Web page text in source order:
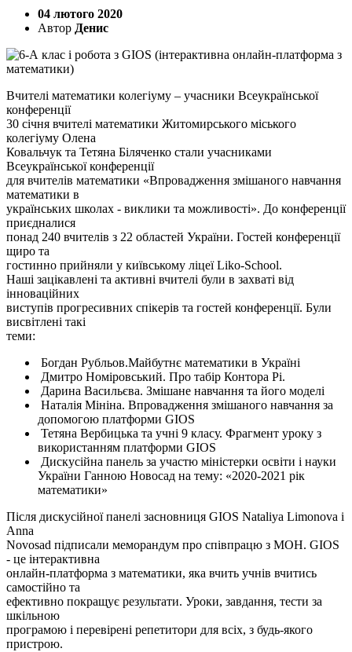
04 лютого 2020
Автор Денис
Вчителі математики колегіуму – учасники Всеукраїнської
конференції
30 січня вчителі математики Житомирського міського
колегіуму Олена
Ковальчук та Тетяна Біляченко стали учасниками
Всеукраїнської конференції
для вчителів математики «Впровадження змішаного навчання
математики в
українських школах - виклики та можливості». До конференції
приєдналися
понад 240 вчителів з 22 областей України. Гостей конференції
щиро та
гостинно прийняли у київському ліцеї Liko-School.
Наші зацікавлені та активні вчителі були в захваті від
інноваційних
виступів прогресивних спікерів та гостей конференції. Були
висвітлені такі
теми:
Богдан Рубльов.Майбутнє математики в Україні
Дмитро Номіровський. Про табір Контора Pi.
Дарина Васильєва. Змішане навчання та його моделі
Наталія Мініна. Впровадження змішаного навчання за
допомогою платформи GIOS
Тетяна Вербицька та учні 9 класу. Фрагмент уроку з
використанням платформи GIOS
Дискусійна панель за участю міністерки освіти і науки
України Ганною Новосад на тему: «2020-2021 рік
математики»
Після дискусійної панелі засновниця GIOS Nataliya Limonova і
Anna
Novosad підписали меморандум про співпрацю з МОН. GIOS
- це інтерактивна
онлайн-платформа з математики, яка вчить учнів вчитись
самостійно та
ефективно покращує результати. Уроки, завдання, тести за
шкільною
програмою і перевірені репетитори для всіх, з будь-якого
пристрою.